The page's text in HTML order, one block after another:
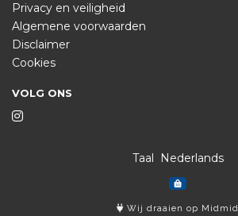
Privacy en veiligheid
Algemene voorwaarden
Disclaimer
Cookies
VOLG ONS
Taal
Wij draaien op Midmid